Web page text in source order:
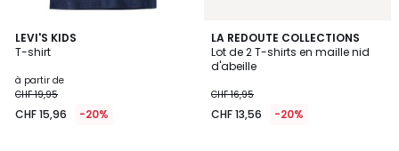
LEVI'S KIDS
T-shirt
Prix
à
partir
à partir de
CHF 19,95
CHF 15,96 -20%
4,2
/ 5
3
Couleurs
LA REDOUTE COLLECTIONS
Lot de 2 T-shirts en maille nid
d'abeille
CHF 16,95
CHF 13,56 -20%
5
/
5